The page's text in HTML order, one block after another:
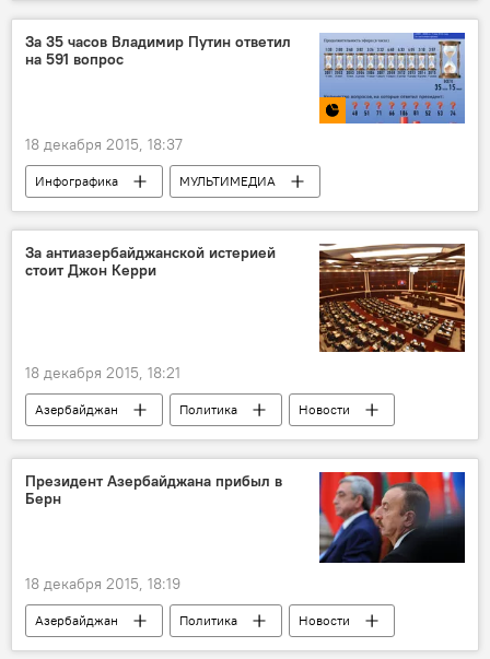
За 35 часов Владимир Путин ответил
на 591 вопрос
18 декабря 2015, 18:37
Инфографика
МУЛЬТИМЕДИА
Россия
За антиазербайджанской истерией
стоит Джон Керри
18 декабря 2015, 18:21
Азербайджан Политика Новости
Президент Азербайджана прибыл в
Берн
18 декабря 2015, 18:19
Азербайджан Политика Новости